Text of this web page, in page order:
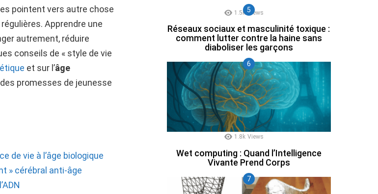
pointent vers autre chose
Apprendre une
autrement, réduire
conseils de « style de vie
et sur l’âge
des promesses de jeunesse
de vie à l’âge biologique
» cérébral anti-âge
1.5k Views
Réseaux sociaux et masculinité toxique :
comment lutter contre la haine sans
diaboliser les garçons
1.8k Views
Wet computing : Quand l’Intelligence
Vivante Prend Corps